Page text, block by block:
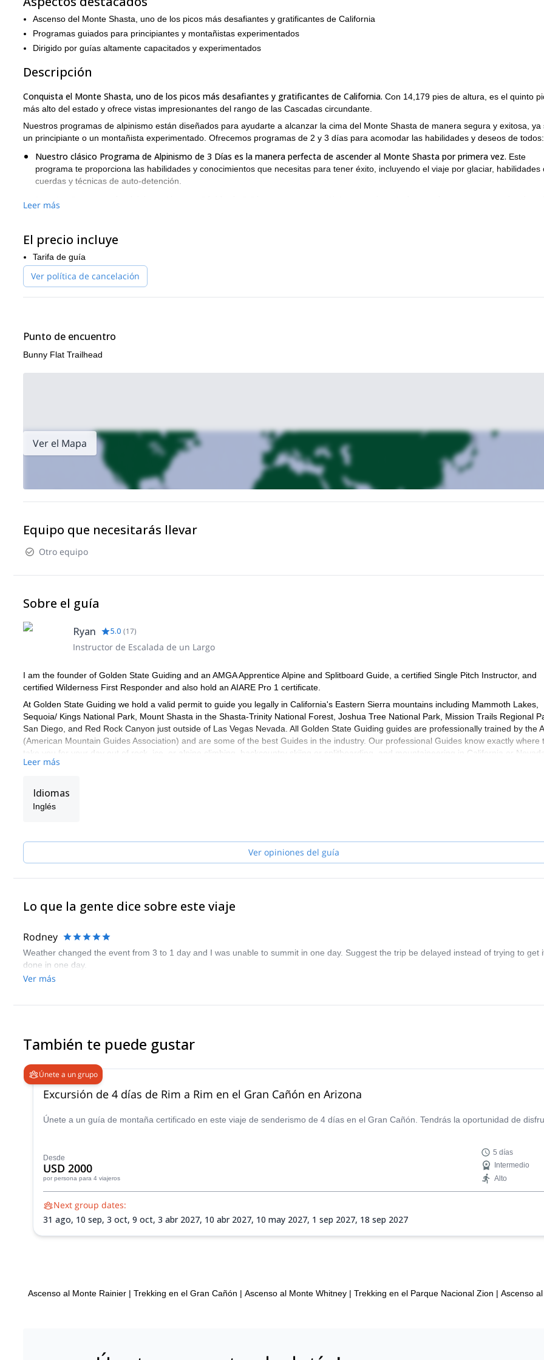
Ascenso del Monte Shasta, uno de los picos más desafiantes y gratificantes de California
Programas guiados para principiantes y montañistas experimentados
Dirigido por guías altamente capacitados y experimentados
Descripción
Conquista el Monte Shasta, uno de los picos más desafiantes y gratificantes de California. Con 14,179 pies de altura, es el quinto
más alto del estado y ofrece vistas impresionantes del rango de las Cascadas circundante.
Nuestros programas de alpinismo están diseñados para ayudarte a alcanzar la cima del Monte Shasta de manera segura y exitosa, ya
un principiante o un montañista experimentado. Ofrecemos programas de 2 y 3 días para acomodar las habilidades y deseos de todos:
Nuestro clásico Programa de Alpinismo de 3 Días es la manera perfecta de ascender al Monte Shasta por primera vez. Este
programa te proporciona las habilidades y conocimientos que necesitas para tener éxito, incluyendo el viaje por glaciar, habilidades
cuerdas y técnicas de auto-detención.
Nuestro Programa de Alpinismo Ligero y Rápido de 2 Días es para montañistas experimentados que buscan una experiencia más
desafiante.
capacitados y experimentados, y están apasionados por ayudarte a alcanzar tus objetivos de alpinismo.
¡Contáctanos hoy para aprender más sobre nuestros programas de alpinismo en el Monte Shasta y para reservar tu viaje!
Leer más
El precio incluye
Tarifa de guía
Ver política de cancelación
Punto de encuentro
Bunny Flat Trailhead
Ver el Mapa
Equipo que necesitarás llevar
Otro equipo
Sobre el guía
Ryan 5.0 (17)
Instructor de Escalada de un Largo
I am the founder of Golden State Guiding and an AMGA Apprentice Alpine and Splitboard Guide, a certified Single Pitch Instructor, and
certified Wilderness First Responder and also hold an AIARE Pro 1 certificate.
At Golden State Guiding we hold a valid permit to guide you legally in California's Eastern Sierra mountains including Mammoth Lakes,
Sequoia/ Kings National Park, Mount Shasta in the Shasta-Trinity National Forest, Joshua Tree National Park, Mission Trails Regional
San Diego, and Red Rock Canyon just outside of Las Vegas Nevada. All Golden State Guiding guides are professionally trained by the
(American Mountain Guides Association) and are some of the best Guides in the industry. Our professional Guides know exactly where
take you for your day out of rock, ice, or alpine climbing, backcountry skiing or splitboarding, and mountaineering in California or Nevada.
- San Diego (Mission Gorge or Mount Woodson)
- Mount Shasta in Shasta-Trinity National Forest in the Southern Cascades
Leer más
Idiomas
Inglés
Ver opiniones del guía
Lo que la gente dice sobre este viaje
Rodney
Weather changed the event from 3 to 1 day and I was unable to summit in one day. Suggest the trip be delayed instead of trying to get
done in one day.
Ver más
También te puede gustar
Únete a un grupo
Excursión de 4 días de Rim a Rim en el Gran Cañón en Arizona
Únete a un guía de montaña certificado en este viaje de senderismo de 4 días en el Gran Cañón. Tendrás la oportunidad de
Desde
USD 2000
por persona para 4 viajeros
5 días
Intermedio
Alto
Next group dates:
31 ago, 10 sep, 3 oct, 9 oct, 3 abr 2027, 10 abr 2027, 10 may 2027, 1 sep 2027, 18 sep 2027
Ascenso al Monte Rainier | Trekking en el Gran Cañón | Ascenso al Monte Whitney | Trekking en el Parque Nacional Zion | Ascenso